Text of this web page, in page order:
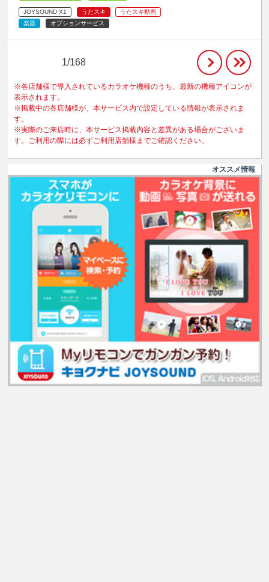
JOYSOUND X1 うたスキ
うたスキ動画
楽器
オプションサービス
1/168
※各店舗様で導入されているカラオケ機種のうち、最新の機種アイコンが
表示されます。
※掲載中の各店舗様が、本サービス内で設定している情報が表示されま
す。
※実際のご来店時に、本サービス掲載内容と差異がある場合がございま
す。ご利用の際には必ずご利用店舗様までご確認ください。
オススメ情報